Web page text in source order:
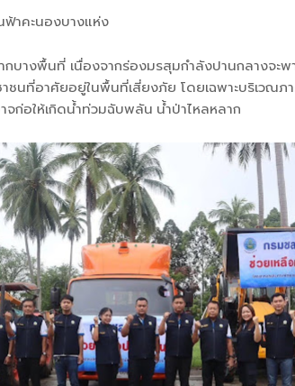
ฟ้าคะนองบางแห่ง
บางพื้นที่ เนื่องจากร่องมรสุมกำลังปานกลางจะ
ชนที่อาศัยอยู่ในพื้นที่เสี่ยงภัย โดยเฉพาะบริเวณภ
จก่อให้เกิดน้ำท่วมฉับพลัน น้ำป่าไหลหลาก